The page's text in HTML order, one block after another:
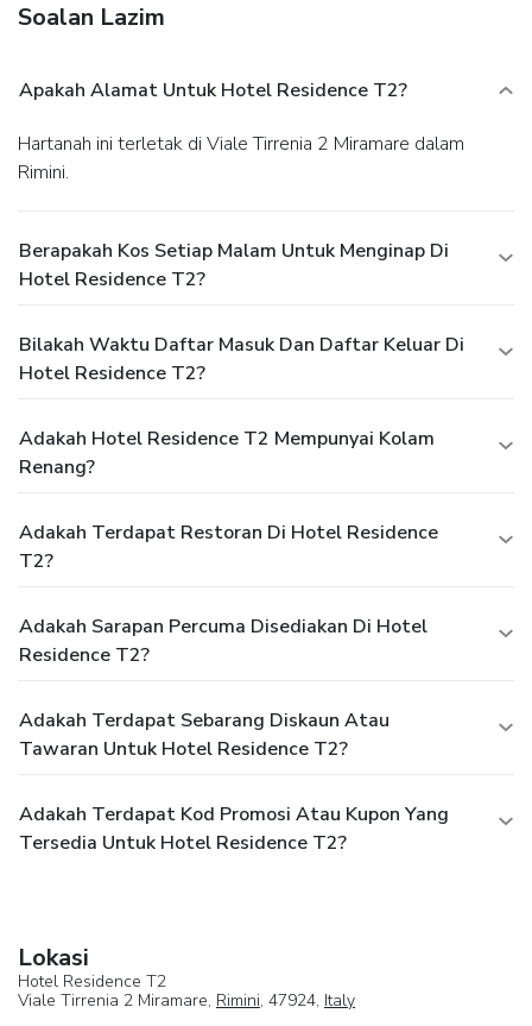
Soalan Lazim
Apakah Alamat Untuk Hotel Residence T2?
Hartanah ini terletak di Viale Tirrenia 2 Miramare dalam
Rimini.
Berapakah Kos Setiap Malam Untuk Menginap Di
Hotel Residence T2?
Bilakah Waktu Daftar Masuk Dan Daftar Keluar Di
Hotel Residence T2?
Adakah Hotel Residence T2 Mempunyai Kolam
Renang?
Adakah Terdapat Restoran Di Hotel Residence
T2?
Adakah Sarapan Percuma Disediakan Di Hotel
Residence T2?
Adakah Terdapat Sebarang Diskaun Atau
Tawaran Untuk Hotel Residence T2?
Adakah Terdapat Kod Promosi Atau Kupon Yang
Tersedia Untuk Hotel Residence T2?
Lokasi
Hotel Residence T2
Viale Tirrenia 2 Miramare, Rimini, 47924, Italy